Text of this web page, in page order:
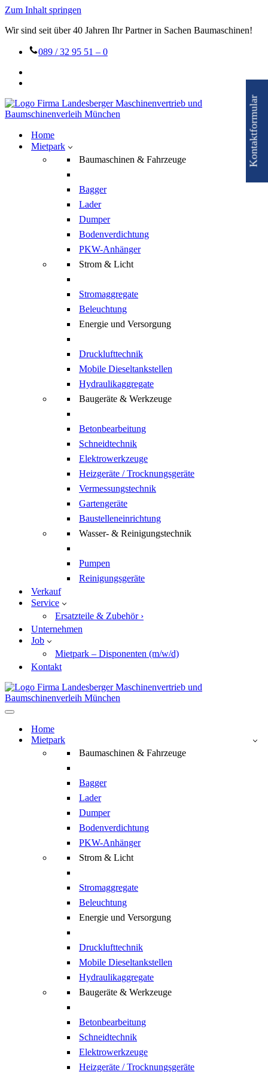
Zum Inhalt springen
Wir sind seit über 40 Jahren Ihr Partner in Sachen Baumaschinen!
089 / 32 95 51 – 0
Home
Mietpark
Baumaschinen & Fahrzeuge
Bagger
Lader
Dumper
Bodenverdichtung
PKW-Anhänger
Strom & Licht
Stromaggregate
Beleuchtung
Energie und Versorgung
Drucklufttechnik
Mobile Dieseltankstellen
Hydraulikaggregate
Baugeräte & Werkzeuge
Betonbearbeitung
Schneidtechnik
Elektrowerkzeuge
Heizgeräte / Trocknungsgeräte
Vermessungstechnik
Gartengeräte
Baustelleneinrichtung
Wasser- & Reinigungstechnik
Pumpen
Reinigungsgeräte
Verkauf
Service
Ersatzteile & Zubehör ›
Unternehmen
Job
Mietpark – Disponenten (m/w/d)
Kontakt
Navigationsmenü
Home
Mietpark
Baumaschinen & Fahrzeuge
Bagger
Lader
Dumper
Bodenverdichtung
PKW-Anhänger
Strom & Licht
Stromaggregate
Beleuchtung
Energie und Versorgung
Drucklufttechnik
Mobile Dieseltankstellen
Hydraulikaggregate
Baugeräte & Werkzeuge
Betonbearbeitung
Schneidtechnik
Elektrowerkzeuge
Heizgeräte / Trocknungsgeräte
Kontaktformular